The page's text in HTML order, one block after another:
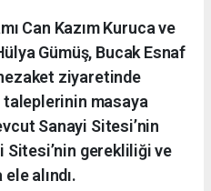
Can Kazım Kuruca ve
Gümüş, Bucak Esnaf
ziyaretinde
taleplerinin masaya
Sanayi Sitesi’nin
Sitesi’nin gerekliliği ve
alındı.